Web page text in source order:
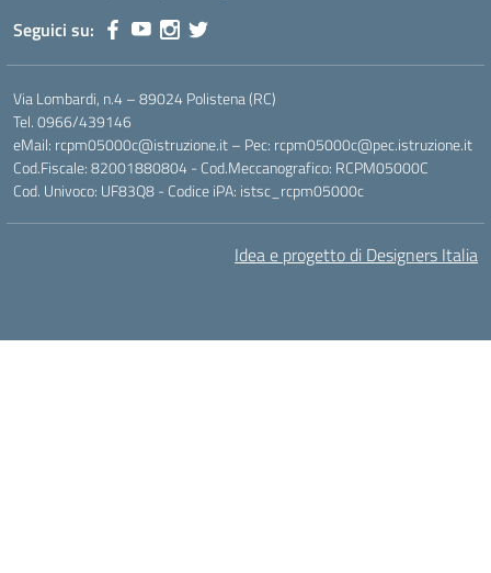
Seguici su:
Via Lombardi, n.4 – 89024 Polistena (RC)
Tel. 0966/439146
eMail: rcpm05000c@istruzione.it – Pec: rcpm05000c@pec.istruzione.it
Cod.Fiscale: 82001880804 - Cod.Meccanografico: RCPM05000C
Cod. Univoco: UF83Q8 - Codice iPA: istsc_rcpm05000c
Idea e progetto di Designers Italia